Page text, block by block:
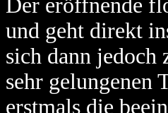
Der eröffnende
und geht direkt
sich dann
sehr gelungenen
erstmals die